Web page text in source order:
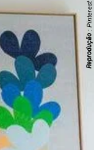
Reprodução
: Pinterest